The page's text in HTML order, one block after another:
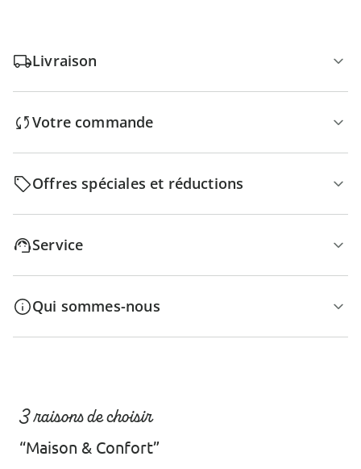
Livraison
Votre commande
Offres spéciales et réductions
Service
Qui sommes-nous
3 raisons de choisir
“Maison & Confort”